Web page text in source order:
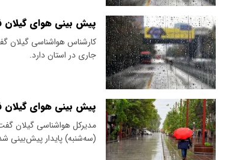
پیش بینی هوای گیلان فردا ۳۰ اردیبهشت ۱۴۰۵/
کارشناس هواشناسی گیلان
جاری در استان دارد.
پیش بینی هوای گیلان فردا ۲۲ اردیبهشت ۱۴۰۵/ تداوم
​مدیرکل هواشناسی گیلان
(سه‌شنبه) پایدار پیش‌بینی